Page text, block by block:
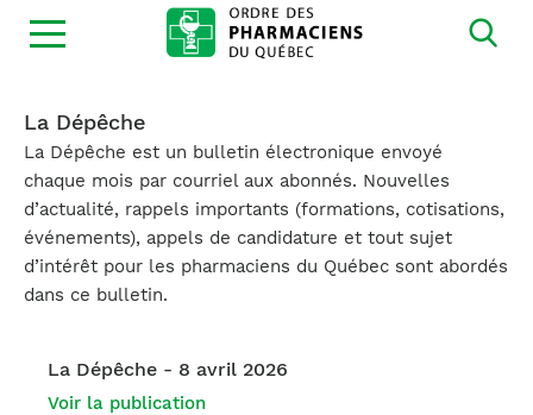
Ouvrir
la
La Dépêche
La Dépêche est un bulletin électronique envoyé
chaque mois par courriel aux abonnés. Nouvelles
d’actualité, rappels importants (formations, cotisations,
événements), appels de candidature et tout sujet
d’intérêt pour les pharmaciens du Québec sont abordés
dans ce bulletin.
La Dépêche - 8 avril 2026
Voir la publication